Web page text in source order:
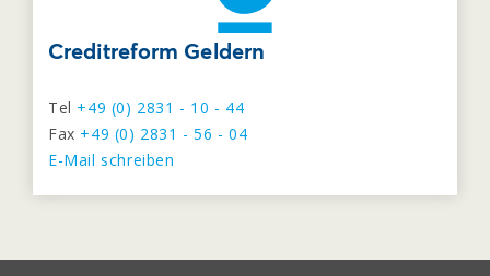
Creditreform Geldern
Tel +49 (0) 2831 - 10 - 44
Fax +49 (0) 2831 - 56 - 04
E-Mail schreiben